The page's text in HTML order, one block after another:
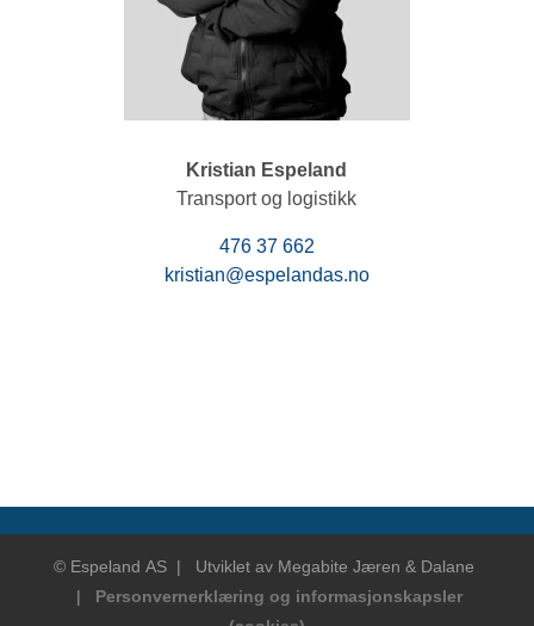
Kristian Espeland
Transport og logistikk
476 37 662
kristian@espelandas.no
© Espeland AS | Utviklet av Megabite Jæren & Dalane
| Personvernerklæring og informasjonskapsler